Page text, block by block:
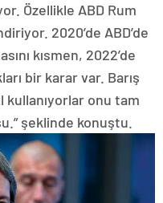
Özellikle ABD Rum
2020’de ABD’de
kısmen, 2022’de
bir karar var. Barış
kullanıyorlar onu tam
şeklinde konuştu.